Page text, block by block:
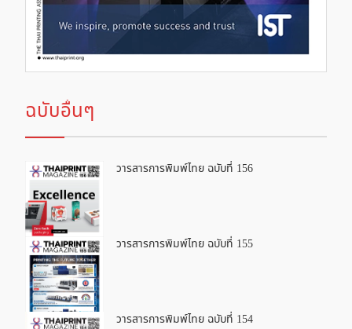
ฉบับอื่นๆ
วารสารการพิมพ์ไทย ฉบับที่ 156
วารสารการพิมพ์ไทย ฉบับที่ 155
วารสารการพิมพ์ไทย ฉบับที่ 154